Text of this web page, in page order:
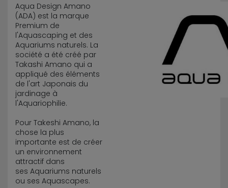
Aqua Design Amano
(ADA) est la marque
Premium de
l'Aquascaping et des
Aquariums naturels. La
société a été créé par
Takashi Amano qui a
appliqué des éléments
de l'art Japonais du
jardinage à
l'Aquariophilie.
Pour Takeshi Amano, la
chose la plus
importante est de créer
un environnement
attractif dans
ses Aquariums naturels
ou ses Aquascapes.